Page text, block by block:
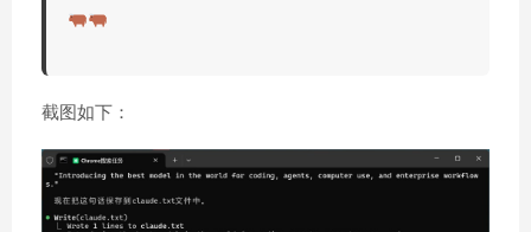
截图如下：